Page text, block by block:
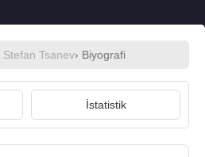
Stefan Tsanev› Biyografi
İstatistik